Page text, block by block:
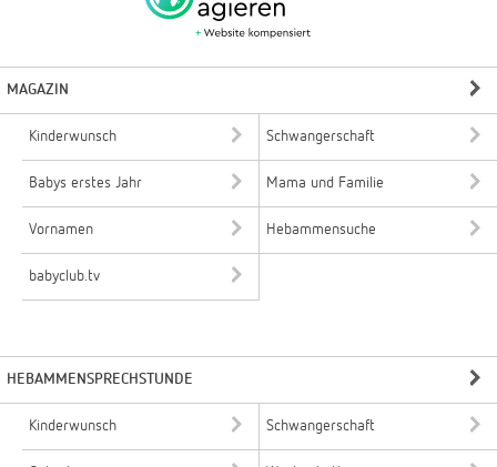
MAGAZIN
Kinderwunsch Schwangerschaft
Babys erstes Jahr Mama und Familie
Vornamen Hebammensuche
babyclub.tv
HEBAMMENSPRECHSTUNDE
Kinderwunsch Schwangerschaft